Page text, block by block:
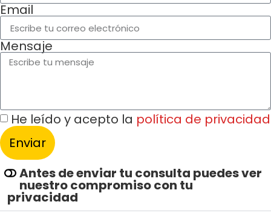
Email
Mensaje
He leído y acepto la política de privacidad
Enviar
Alternative:
Antes de enviar tu consulta puedes ver
nuestro compromiso con tu
privacidad